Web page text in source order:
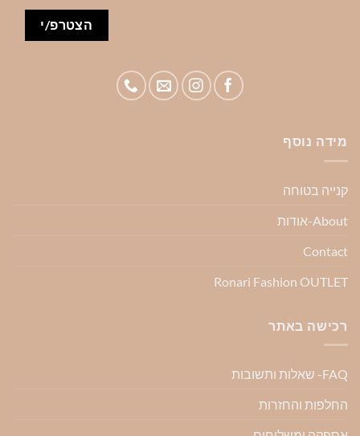
מידה נוסף
קנייה בטוחה
About-אודות
Contact
Ronari Fashion OUTLET
רכישה באתר
FAQ- שאלות ותשובות
החלפות והחזרות